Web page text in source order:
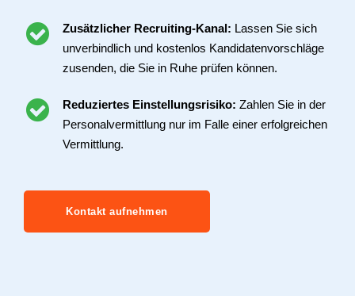
Zusätzlicher Recruiting-Kanal: Lassen Sie sich
unverbindlich und kostenlos Kandidatenvorschläge
zusenden, die Sie in Ruhe prüfen können.
Reduziertes Einstellungsrisiko: Zahlen Sie in der
Personalvermittlung nur im Falle einer erfolgreichen
Vermittlung.
Kontakt aufnehmen